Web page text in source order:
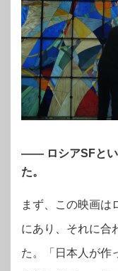
―― ロシアSFとい
た。
まず、この映画は
にあり、それに合
た。「日本人が作